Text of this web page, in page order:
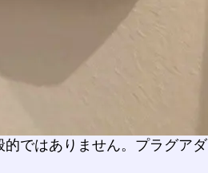
ではありません。プラグアダ